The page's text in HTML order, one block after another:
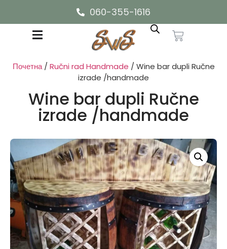
060-355-1616
Почетна/Ručni rad Handmade / Wine bar dupli Ručne
izrade /handmade
Wine bar dupli Ručne
izrade /handmade